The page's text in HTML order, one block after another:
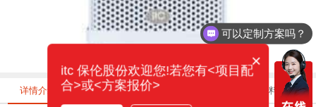
详情介绍 相关系统 相关案例 资料下载
可以定制方案吗？
×
itc 保伦股份欢迎您!若您有<项目配
合>或<方案报价>